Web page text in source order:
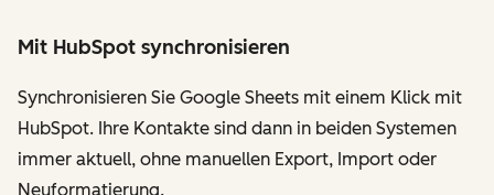
Mit HubSpot synchronisieren
Synchronisieren Sie Google Sheets mit einem Klick mit
HubSpot. Ihre Kontakte sind dann in beiden Systemen
immer aktuell, ohne manuellen Export, Import oder
Neuformatierung.